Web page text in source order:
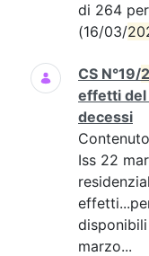
di 264
(16/03/
CS N°19/
effetti del
decessi
Iss 22
marzo...